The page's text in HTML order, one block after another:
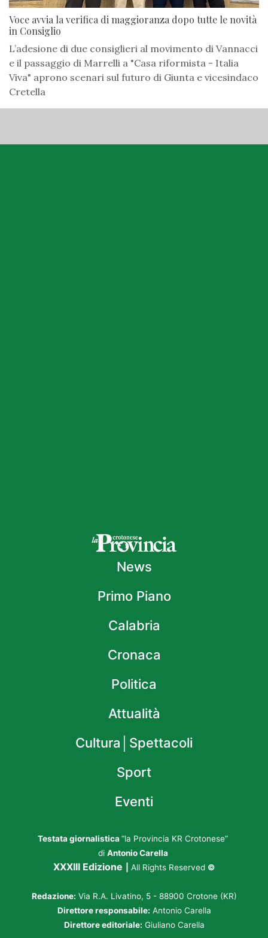
Voce avvia la verifica di maggioranza dopo tutte le novità
in Consiglio
L’adesione di due consiglieri al movimento di Vannacci
e il passaggio di Marrelli a "Casa riformista - Italia
Viva" aprono scenari sul futuro di Giunta e vicesindaco
Cretella
News
Primo Piano
Calabria
Cronaca
Politica
Attualità
Cultura│Spettacoli
Sport
Eventi
Testata giornalistica “la Provincia KR Crotonese”
di Antonio Carella
XXXIII Edizione All Rights Reserved ©
Redazione: Via R.A. Livatino, 5 - 88900 Crotone (KR)
Direttore responsabile: Antonio Carella
Direttore editoriale: Giuliano Carella